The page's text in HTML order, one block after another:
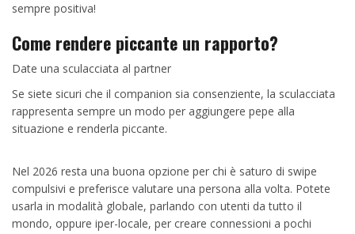
sempre positiva!
Come rendere piccante un rapporto?
Date una sculacciata al partner
Se siete sicuri che il companion sia consenziente, la sculacciata
rappresenta sempre un modo per aggiungere pepe alla
situazione e renderla piccante.
Nel 2026 resta una buona opzione per chi è saturo di swipe
compulsivi e preferisce valutare una persona alla volta. Potete
usarla in modalità globale, parlando con utenti da tutto il
mondo, oppure iper-locale, per creare connessioni a pochi